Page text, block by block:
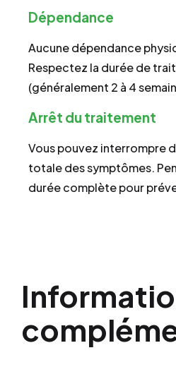
Dépendance
Aucune dépendance
Respectez la durée de
(généralement 2 à 4
Arrêt du traitement
Vous pouvez interrompre
totale des symptômes.
durée complète pour